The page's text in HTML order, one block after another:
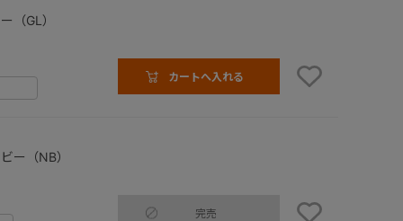
（GL）
カートへ入れる
ー（NB）
完売